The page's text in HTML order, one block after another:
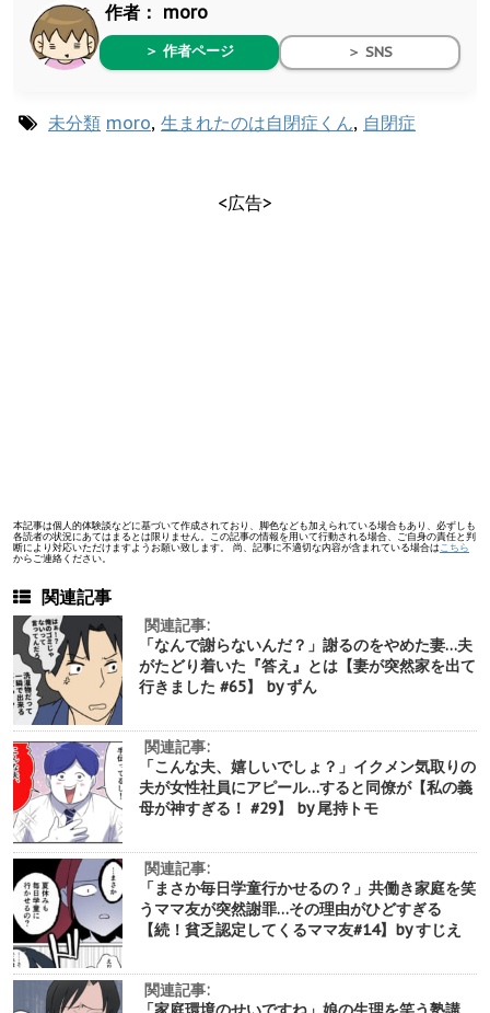
作者： moro
＞ 作者ページ ＞ SNS
未分類 moro, 生まれたのは自閉症くん, 自閉症
<広告>
本記事は個人的体験談などに基づいて作成されており、脚色なども加えられている場合もあり、必ずしも
各読者の状況にあてはまるとは限りません。この記事の情報を用いて行動される場合、ご自身の責任と判
断により対応いただけますようお願い致します。 尚、記事に不適切な内容が含まれている場合はこちら
からご連絡ください。
関連記事
関連記事:
「なんで謝らないんだ？」謝るのをやめた妻…夫
がたどり着いた『答え』とは【妻が突然家を出て
行きました #65】 by ずん
関連記事:
「こんな夫、嬉しいでしょ？」イクメン気取りの
夫が女性社員にアピール…すると同僚が【私の義
母が神すぎる！ #29】 by 尾持トモ
関連記事:
「まさか毎日学童行かせるの？」共働き家庭を笑
うママ友が突然謝罪…その理由がひどすぎる
【続！貧乏認定してくるママ友#14】by すじえ
関連記事: